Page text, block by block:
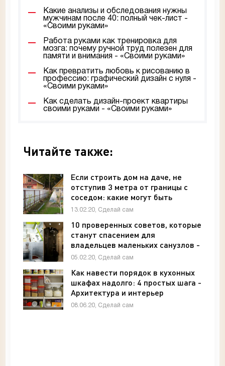
Какие анализы и обследования нужны
мужчинам после 40: полный чек-лист -
«Своими руками»
Работа руками как тренировка для
мозга: почему ручной труд полезен для
памяти и внимания - «Своими руками»
Как превратить любовь к рисованию в
профессию: графический дизайн с нуля -
«Своими руками»
Как сделать дизайн-проект квартиры
своими руками - «Своими руками»
Читайте также:
Если строить дом на даче, не
отступив 3 метра от границы с
соседом: какие могут быть
последствия - Архитектура и
13.02.20, Сделай сам
10 проверенных советов, которые
станут спасением для
владельцев маленьких санузлов -
Архитектура и интерьер
05.02.20, Сделай сам
Как навести порядок в кухонных
шкафах надолго: 4 простых шага -
Архитектура и интерьер
08.06.20, Сделай сам